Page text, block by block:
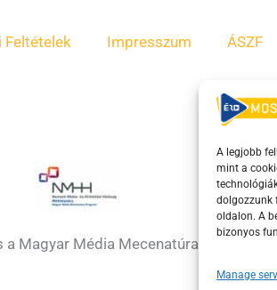
A legjobb
mint a
dolgozzunk
oldalon. A
bizonyos
Manage
Feltételek Impresszum ÁSZF
Magyar Média Mecenatúra program